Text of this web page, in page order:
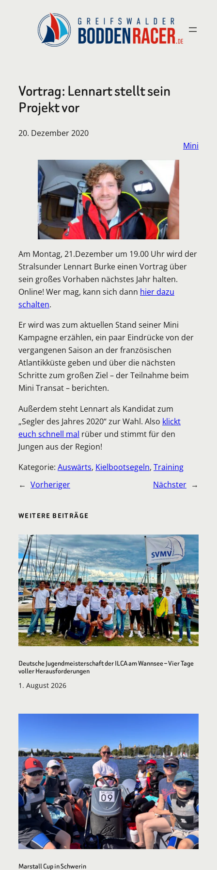
Vortrag: Lennart stellt sein
Projekt vor
20. Dezember 2020
Mini
Am Montag, 21.Dezember um 19.00 Uhr wird der
Stralsunder Lennart Burke einen Vortrag über
sein großes Vorhaben nächstes Jahr halten.
Online! Wer mag, kann sich dann hier dazu
schalten.
Er wird was zum aktuellen Stand seiner Mini
Kampagne erzählen, ein paar Eindrücke von der
vergangenen Saison an der französischen
Atlantikküste geben und über die nächsten
Schritte zum großen Ziel – der Teilnahme beim
Mini Transat – berichten.
Außerdem steht Lennart als Kandidat zum
„Segler des Jahres 2020“ zur Wahl. Also klickt
euch schnell mal rüber und stimmt für den
Jungen aus der Region!
Kategorie: Auswärts, Kielbootsegeln, Training
← Vorheriger Nächster →
WEITERE BEITRÄGE
Deutsche Jugendmeisterschaft der ILCA am Wannsee – Vier Tage
voller Herausforderungen
1. August 2026
Marstall Cup in Schwerin